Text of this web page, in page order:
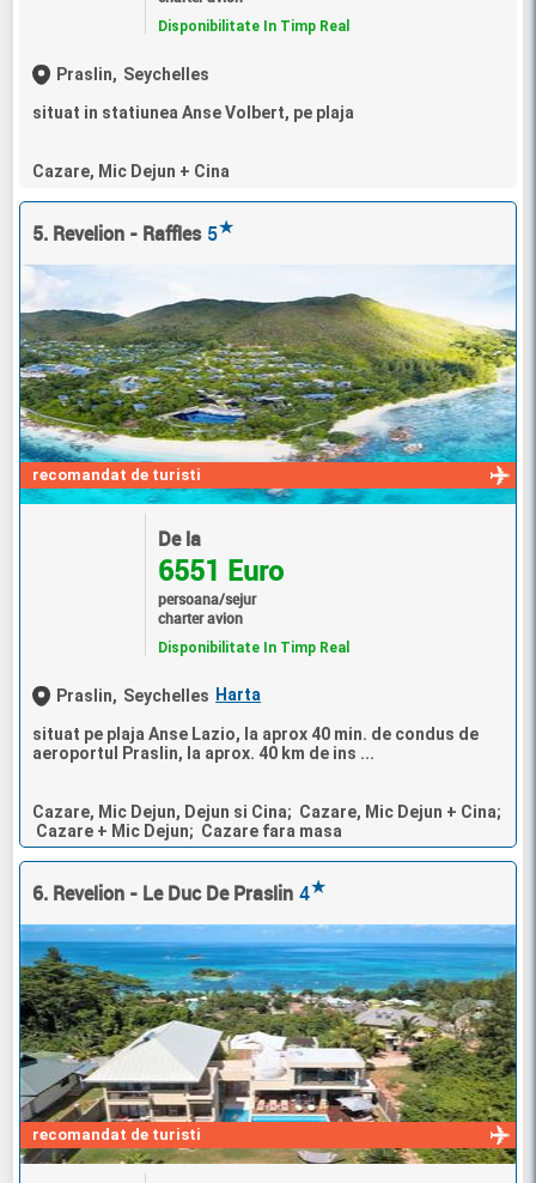
Disponibilitate In Timp Real
Praslin, Seychelles
situat in statiunea Anse Volbert, pe plaja
Cazare, Mic Dejun + Cina
5. Revelion - Raffles 5★
recomandat de turisti
De la
6551 Euro
persoana/sejur
charter avion
Disponibilitate In Timp Real
Praslin, Seychelles Harta
situat pe plaja Anse Lazio, la aprox 40 min. de condus de
aeroportul Praslin, la aprox. 40 km de ins ...
Cazare, Mic Dejun, Dejun si Cina; Cazare, Mic Dejun + Cina;
Cazare + Mic Dejun; Cazare fara masa
6. Revelion - Le Duc De Praslin 4★
recomandat de turisti